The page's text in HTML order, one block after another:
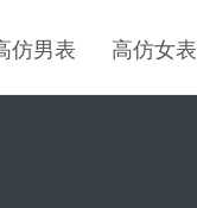
仿男表 高仿女表